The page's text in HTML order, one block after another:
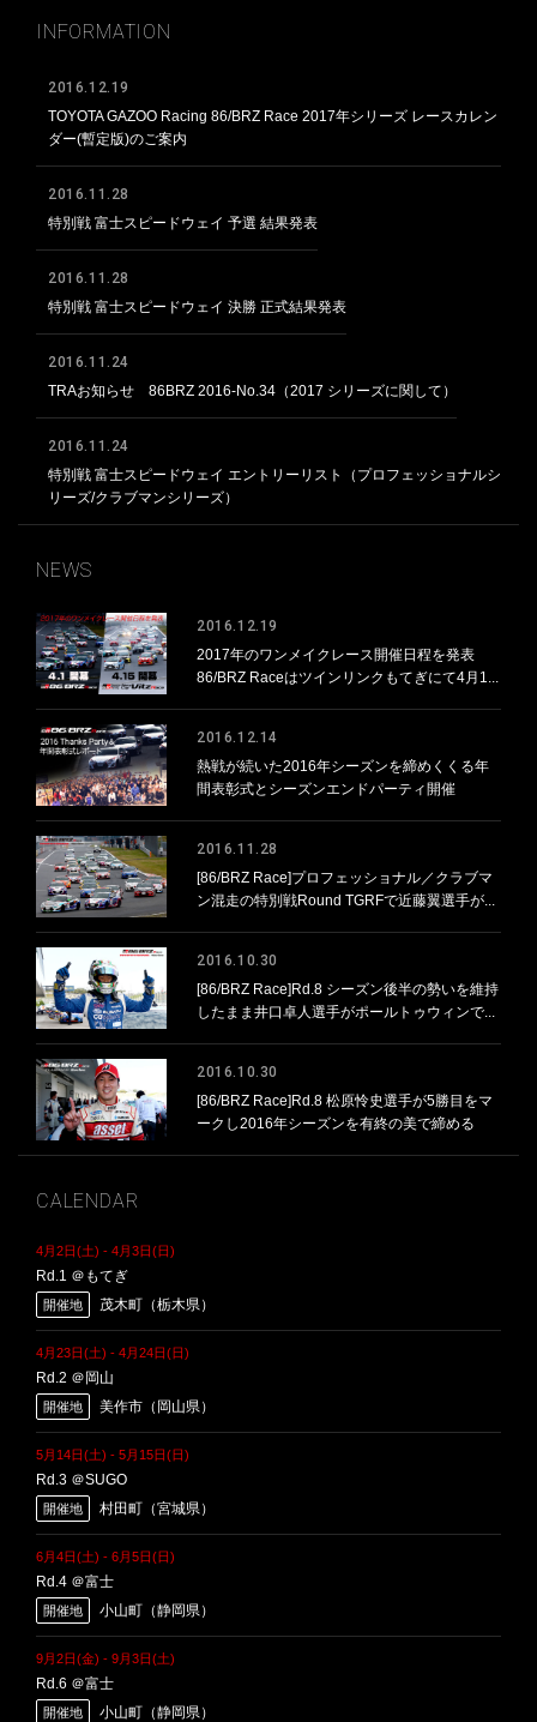
INFORMATION
2016.12.19
TOYOTA GAZOO Racing 86/BRZ Race 2017年シリーズ レースカレン
ダー(暫定版)のご案内
2016.11.28
特別戦 富士スピードウェイ 予選 結果発表
2016.11.28
特別戦 富士スピードウェイ 決勝 正式結果発表
2016.11.24
TRAお知らせ 86BRZ 2016-No.34（2017 シリーズに関して）
2016.11.24
特別戦 富士スピードウェイ エントリーリスト（プロフェッショナルシ
リーズ/クラブマンシリーズ）
NEWS
2016.12.19
2017年のワンメイクレース開催日程を発表
86/BRZ Raceはツインリンクもてぎにて4月1...
2016.12.14
熱戦が続いた2016年シーズンを締めくくる年
間表彰式とシーズンエンドパーティ開催
2016.11.28
[86/BRZ Race]プロフェッショナル／クラブマ
ン混走の特別戦Round TGRFで近藤翼選手が...
2016.10.30
[86/BRZ Race]Rd.8 シーズン後半の勢いを維持
したまま井口卓人選手がポールトゥウィンで...
2016.10.30
[86/BRZ Race]Rd.8 松原怜史選手が5勝目をマ
ークし2016年シーズンを有終の美で締める
CALENDAR
4月2日(土) - 4月3日(日)
Rd.1 ＠もてぎ
開催地 茂木町（栃木県）
4月23日(土) - 4月24日(日)
Rd.2 ＠岡山
開催地 美作市（岡山県）
5月14日(土) - 5月15日(日)
Rd.3 ＠SUGO
開催地 村田町（宮城県）
6月4日(土) - 6月5日(日)
Rd.4 ＠富士
開催地 小山町（静岡県）
9月2日(金) - 9月3日(土)
Rd.6 ＠富士
開催地 小山町（静岡県）